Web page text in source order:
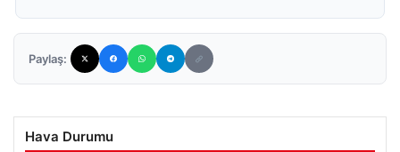
Paylaş:
Hava Durumu